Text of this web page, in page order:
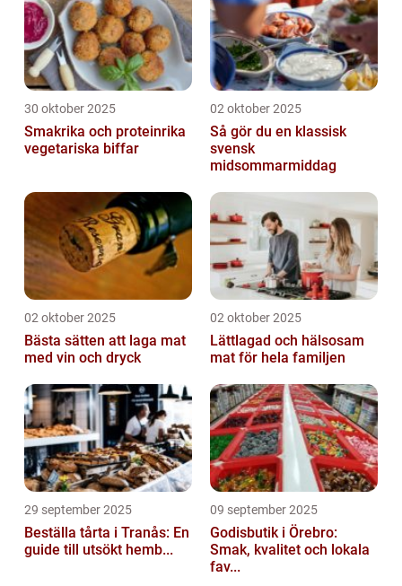
30 oktober 2025
Smakrika och proteinrika
vegetariska biffar
02 oktober 2025
Så gör du en klassisk
svensk
midsommarmiddag
02 oktober 2025
Bästa sätten att laga mat
med vin och dryck
02 oktober 2025
Lättlagad och hälsosam
mat för hela familjen
29 september 2025
Beställa tårta i Tranås: En
guide till utsökt hemb...
09 september 2025
Godisbutik i Örebro:
Smak, kvalitet och lokala
fav...